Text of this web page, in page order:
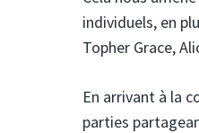
individuels, en
Topher Grace,
En arrivant à la
parties